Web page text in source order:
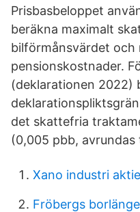
Prisbasbeloppet
beräkna maximalt
bilförmånsvärdet
pensionskostnader.
(deklarationen 2022)
det skattefria
(0,005 pbb,
Xano industri aktie
Fröbergs